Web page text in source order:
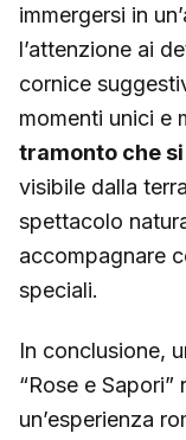
immergersi in
l’attenzione ai
cornice
momenti unici e
tramonto che
visibile dalla
spettacolo
accompagnare
speciali.
In conclusione,
“Rose e
un’esperienza